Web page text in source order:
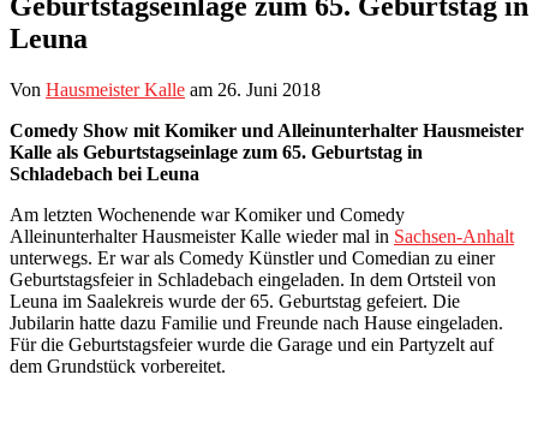
Leuna
Von Hausmeister Kalle am 26. Juni 2018
Comedy Show mit Komiker und Alleinunterhalter Hausmeister
Kalle als Geburtstagseinlage zum 65. Geburtstag in
Schladebach bei Leuna
Am letzten Wochenende war Komiker und Comedy
Alleinunterhalter Hausmeister Kalle wieder mal in Sachsen-Anhalt
unterwegs. Er war als Comedy Künstler und Comedian zu einer
Geburtstagsfeier in Schladebach eingeladen. In dem Ortsteil von
Leuna im Saalekreis wurde der 65. Geburtstag gefeiert. Die
Jubilarin hatte dazu Familie und Freunde nach Hause eingeladen.
Für die Geburtstagsfeier wurde die Garage und ein Partyzelt auf
dem Grundstück vorbereitet.